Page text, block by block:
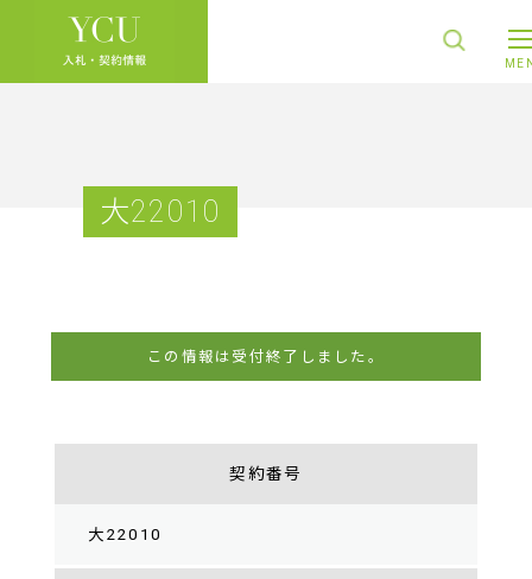
大22010
この情報は受付終了しました。
契約番号
大22010